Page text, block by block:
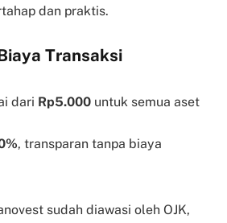
dan praktis.
Transaksi
dari Rp5.000 untuk semua aset
, transparan tanpa biaya
sudah diawasi oleh OJK,